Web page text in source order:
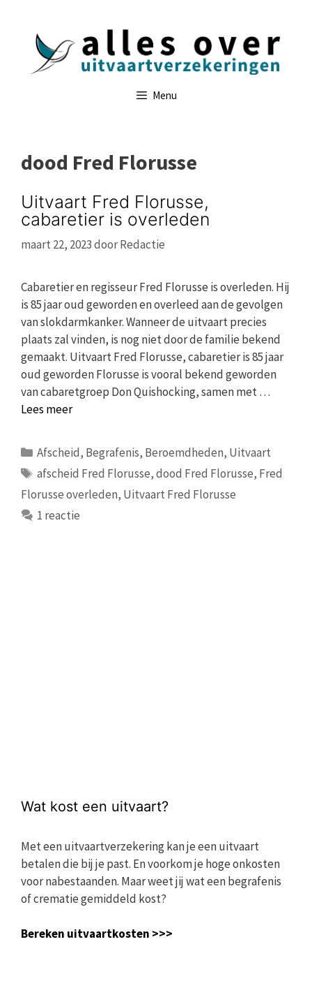
Menu
dood Fred Florusse
Uitvaart Fred Florusse,
cabaretier is overleden
maart 22, 2023doorRedactie
Cabaretier en regisseur Fred Florusse is overleden. Hij
is 85 jaar oud geworden en overleed aan de gevolgen
van slokdarmkanker. Wanneer de uitvaart precies
plaats zal vinden, is nog niet door de familie bekend
gemaakt. Uitvaart Fred Florusse, cabaretier is 85 jaar
oud geworden Florusse is vooral bekend geworden
van cabaretgroep Don Quishocking, samen met …
Lees meer
Categorieën
Afscheid, Begrafenis, Beroemdheden, Uitvaart
Tags
afscheid Fred Florusse,dood Fred Florusse, Fred
Florusse overleden, Uitvaart Fred Florusse
1 reactie
Wat kost een uitvaart?
Met een uitvaartverzekering kan je een uitvaart
betalen die bij je past. En voorkom je hoge onkosten
voor nabestaanden. Maar weet jij wat een begrafenis
of crematie gemiddeld kost?
Bereken uitvaartkosten >>>